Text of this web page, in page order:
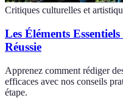
Critiques culturelles et
Les Éléments
Réussie
Apprenez comment rédiger
efficaces avec nos conseils
étape.